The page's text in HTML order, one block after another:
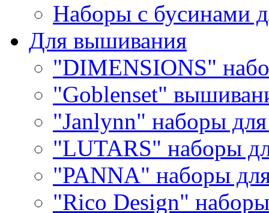
Наборы с бусинами
Для вышивания
"DIMENSIONS"
"Goblenset"
"Janlynn" наборы
"LUTARS" наборы
"PANNA" наборы
"Rico Design"